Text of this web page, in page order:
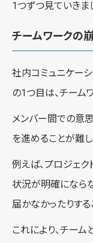
1つずつ見ていきまし
チームワークの
社内コミュニケー
の1つ目は、チーム
メンバー間での意
を進めることが難し
例えば、プロジェ
状況が明確になら
届かなかったりする
これにより、チーム